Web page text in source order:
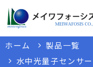
ホーム
製品一覧
水中光量子センサ